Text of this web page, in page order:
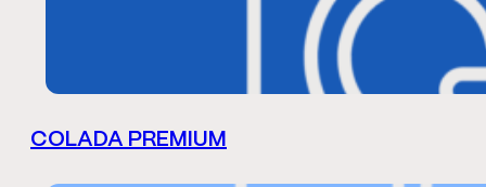
COLADA PREMIUM